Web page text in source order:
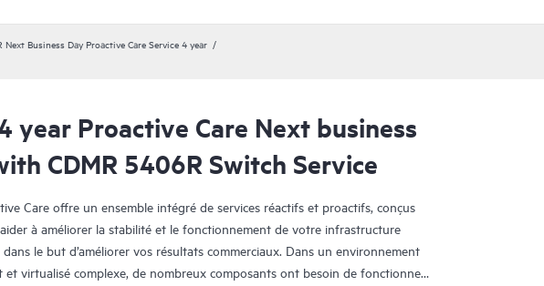
Next Business Day Proactive Care Service 4 year
year Proactive Care Next business
CDMR 5406R Switch Service
Care offre un ensemble intégré de services réactifs et proactifs, conçus
à améliorer la stabilité et le fonctionnement de votre infrastructure
le but d’améliorer vos résultats commerciaux. Dans un environnement
et virtualisé complexe, de nombreux composants ont besoin de fonctionner